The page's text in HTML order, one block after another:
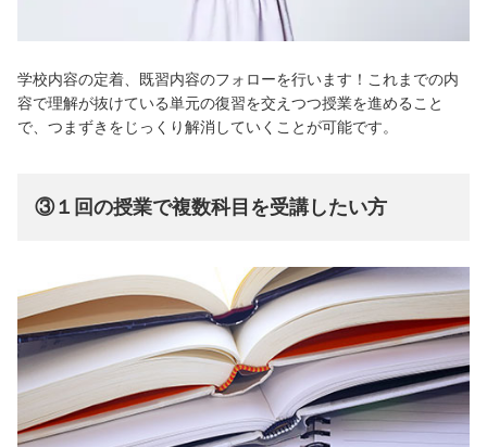
学校内容の定着、既習内容のフォローを行います！これまでの内
容で理解が抜けている単元の復習を交えつつ授業を進めること
で、つまずきをじっくり解消していくことが可能です。
③１回の授業で複数科目を受講したい方